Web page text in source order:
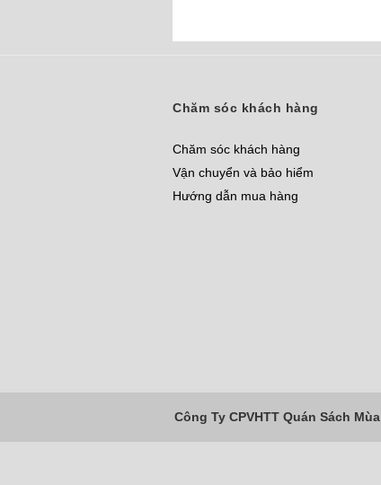
Chăm sóc khách hàng
Chăm sóc khách hàng
Vận chuyển và bảo hiểm
Hướng dẫn mua hàng
Công Ty CPVHTT Quán Sách